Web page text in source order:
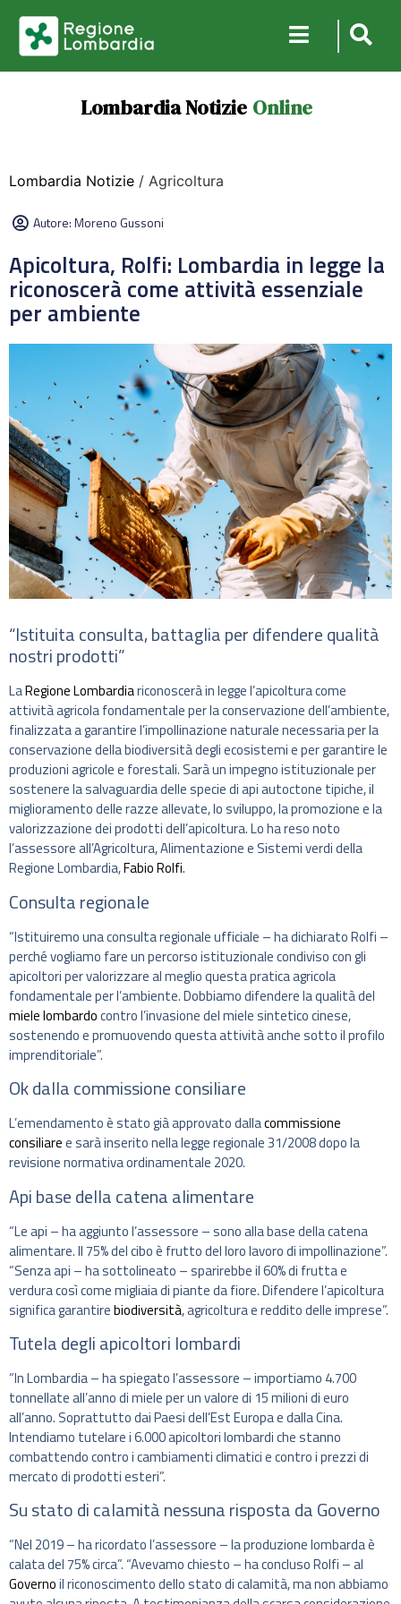
Lombardia Notizie Online
Lombardia Notizie / Agricoltura
Autore:Moreno Gussoni
Apicoltura, Rolfi: Lombardia in legge la
riconoscerà come attività essenziale
per ambiente
“Istituita consulta, battaglia per difendere qualità
nostri prodotti”
LaRegione Lombardiariconoscerà in legge l’apicoltura come
attività agricola fondamentale per la conservazione dell’ambiente,
finalizzata a garantire l’impollinazione naturale necessaria per la
conservazione della biodiversità degli ecosistemi e per garantire le
produzioni agricole e forestali. Sarà un impegno istituzionale per
sostenere la salvaguardia delle specie di api autoctone tipiche, il
miglioramento delle razze allevate, lo sviluppo, la promozione e la
valorizzazione dei prodotti dell’apicoltura. Lo ha reso noto
l’assessore all’Agricoltura, Alimentazione e Sistemi verdi della
Regione Lombardia,Fabio Rolfi.
Consulta regionale
“Istituiremo una consulta regionale ufficiale – ha dichiarato Rolfi –
perché vogliamo fare un percorso istituzionale condiviso con gli
apicoltori per valorizzare al meglio questa pratica agricola
fondamentale per l’ambiente. Dobbiamo difendere la qualità del
miele lombardocontro l’invasione del miele sintetico cinese,
sostenendo e promuovendo questa attività anche sotto il profilo
imprenditoriale”.
Ok dalla commissione consiliare
L’emendamento è stato già approvato dallacommissione
consiliaree sarà inserito nella legge regionale 31/2008 dopo la
revisione normativa ordinamentale 2020.
Api base della catena alimentare
“Le api – ha aggiunto l’assessore – sono alla base della catena
alimentare. Il 75% del cibo è frutto del loro lavoro di impollinazione”.
“Senza api – ha sottolineato – sparirebbe il 60% di frutta e
verdura così come migliaia di piante da fiore. Difendere l’apicoltura
significa garantirebiodiversità, agricoltura e reddito delle imprese”.
Tutela degli apicoltori lombardi
“In Lombardia – ha spiegato l’assessore – importiamo 4.700
tonnellate all’anno di miele per un valore di 15 milioni di euro
all’anno. Soprattutto dai Paesi dell’Est Europa e dalla Cina.
Intendiamo tutelare i 6.000 apicoltori lombardi che stanno
combattendo contro i cambiamenti climatici e contro i prezzi di
mercato di prodotti esteri”.
Su stato di calamità nessuna risposta da Governo
“Nel 2019 – ha ricordato l’assessore – la produzione lombarda è
calata del 75% circa”. “Avevamo chiesto – ha concluso Rolfi – al
Governoil riconoscimento dello stato di calamità, ma non abbiamo